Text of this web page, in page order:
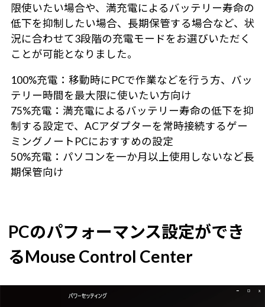
限使いたい場合や、満充電によるバッテリー寿命の
低下を抑制したい場合、長期保管する場合など、状
況に合わせて3段階の充電モードをお選びいただく
ことが可能となりました。
100%充電：移動時にPCで作業などを行う方、バッ
テリー時間を最大限に使いたい方向け
75%充電：満充電によるバッテリー寿命の低下を抑
制する設定で、ACアダプターを常時接続するゲー
ミングノートPCにおすすめの設定
50%充電：パソコンを一か月以上使用しないなど長
期保管向け
PCのパフォーマンス設定ができ
るMouse Control Center